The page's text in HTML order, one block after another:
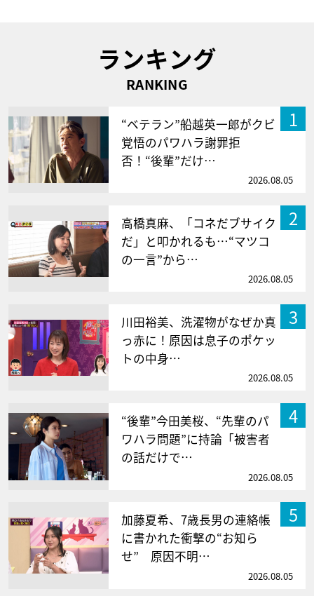
ランキング
RANKING
1
“ベテラン”船越英一郎がクビ
覚悟のパワハラ謝罪拒
否！“後輩”だけ…
2026.08.05
2
高橋真麻、「コネだブサイク
だ」と叩かれるも…“マツコ
の一言”から…
2026.08.05
3
川田裕美、洗濯物がなぜか真
っ赤に！原因は息子のポケッ
トの中身…
2026.08.05
4
“後輩”今田美桜、“先輩のパ
ワハラ問題”に持論「被害者
の話だけで…
2026.08.05
5
加藤夏希、7歳長男の連絡帳
に書かれた衝撃の“お知ら
せ” 原因不明…
2026.08.05